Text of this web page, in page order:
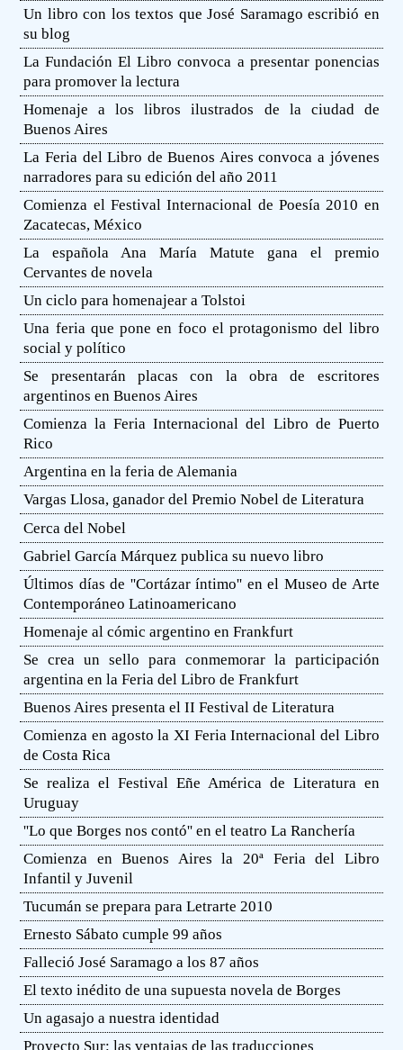
Un libro con los textos que José Saramago escribió en
su blog
La Fundación El Libro convoca a presentar ponencias
para promover la lectura
Homenaje a los libros ilustrados de la ciudad de
Buenos Aires
La Feria del Libro de Buenos Aires convoca a jóvenes
narradores para su edición del año 2011
Comienza el Festival Internacional de Poesía 2010 en
Zacatecas, México
La española Ana María Matute gana el premio
Cervantes de novela
Un ciclo para homenajear a Tolstoi
Una feria que pone en foco el protagonismo del libro
social y político
Se presentarán placas con la obra de escritores
argentinos en Buenos Aires
Comienza la Feria Internacional del Libro de Puerto
Rico
Argentina en la feria de Alemania
Vargas Llosa, ganador del Premio Nobel de Literatura
Cerca del Nobel
Gabriel García Márquez publica su nuevo libro
Últimos días de ''Cortázar íntimo'' en el Museo de Arte
Contemporáneo Latinoamericano
Homenaje al cómic argentino en Frankfurt
Se crea un sello para conmemorar la participación
argentina en la Feria del Libro de Frankfurt
Buenos Aires presenta el II Festival de Literatura
Comienza en agosto la XI Feria Internacional del Libro
de Costa Rica
Se realiza el Festival Eñe América de Literatura en
Uruguay
''Lo que Borges nos contó'' en el teatro La Ranchería
Comienza en Buenos Aires la 20ª Feria del Libro
Infantil y Juvenil
Tucumán se prepara para Letrarte 2010
Ernesto Sábato cumple 99 años
Falleció José Saramago a los 87 años
El texto inédito de una supuesta novela de Borges
Un agasajo a nuestra identidad
Proyecto Sur: las ventajas de las traducciones